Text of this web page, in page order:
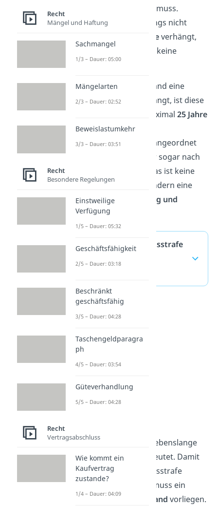
noch zusätzlich absitzen muss.
Meistens werden allerdings nicht
10 weitere Jahreverhängt,
obwohl es grundsätzlich keine
Obergrenze gibt.
Merke:Wird in Deutschland eine
„lebenslange Haft“ verhängt, ist diese
in Extremfällen meist maximal25 Jahre
lang.Wenn danach eine
Sicherungsverwahrung angeordnet
wird, bleibt ein Straftäter sogar nach
Haftende eingesperrt. Das ist keine
Freiheitsstrafe mehr, sondern eine
„Maßregel der Besserung und
Sicherung“.
Lebenslange Freiheitsstrafe
Jetzt weißt du, was eine lebenslange
Haft in Deutschland bedeutet. Damit
eine lebenslange Freiheitsstrafe
verhängt werden kann, muss ein
entsprechender
Tatbestand vorliegen.
Recht
Mängel und Haftung
Sachmangel
1/3 – Dauer: 05:00
Mängelarten
2/3 – Dauer: 02:52
Beweislastumkehr
3/3 – Dauer: 03:51
Recht
Besondere Regelungen
Einstweilige
Verfügung
1/5 – Dauer: 05:32
Geschäftsfähigkeit
2/5 – Dauer: 03:18
Beschränkt
geschäftsfähig
3/5 – Dauer: 04:28
Taschengeldparagra
ph
4/5 – Dauer: 03:54
Güteverhandlung
5/5 – Dauer: 04:28
Recht
Vertragsabschluss
Wie kommt ein
Kaufvertrag
zustande?
1/4 – Dauer: 04:09